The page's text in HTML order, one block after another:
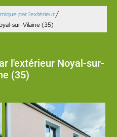
par l'extérieur/
sur-Vilaine (35)
l'extérieur Noyal-sur-
(35)